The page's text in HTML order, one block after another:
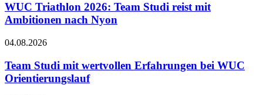
WUC Triathlon 2026: Team Studi reist mit
Ambitionen nach Nyon
04.08.2026
Team Studi mit wertvollen Erfahrungen bei WUC
Orientierungslauf